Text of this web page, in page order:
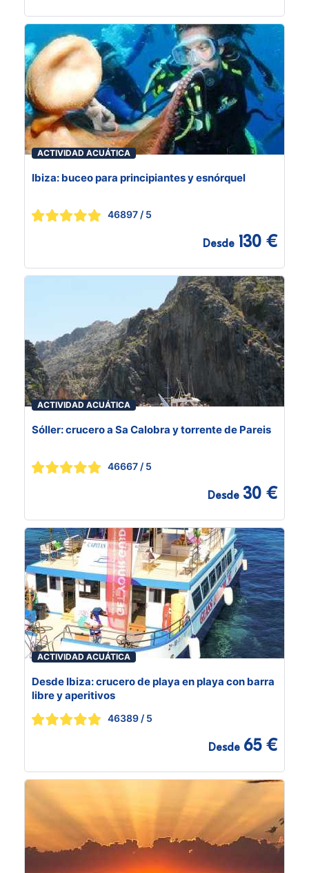
ACTIVIDAD ACUÁTICA
Ibiza: buceo para principiantes y esnórquel
46897 / 5
Desde 130 €
ACTIVIDAD ACUÁTICA
Sóller: crucero a Sa Calobra y torrente de Pareis
46667 / 5
Desde 30 €
ACTIVIDAD ACUÁTICA
Desde Ibiza: crucero de playa en playa con barra
libre y aperitivos
46389 / 5
Desde 65 €